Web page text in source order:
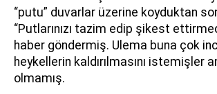
“putu” duvarlar üzerine koyduktan
“Putlarınızı tazim edip şikest
haber göndermiş. Ulema buna çok
heykellerin kaldırılmasını istemişler
olmamış.